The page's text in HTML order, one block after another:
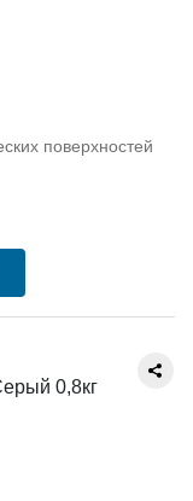
поверхностей